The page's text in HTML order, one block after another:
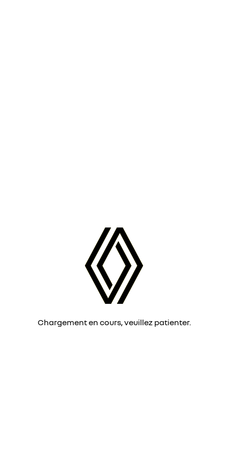
Chargement en cours, veuillez patienter.